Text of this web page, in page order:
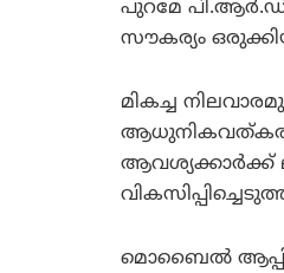
പുറമേ
സൗകര്യം
മികച്ച
ആവശ്യക്കാര്‍ക്ക്
മൊബൈല്‍